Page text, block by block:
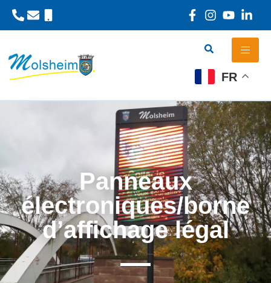
FR
Panneaux
électroniques/borne
d’affichage légal
Panneau de gestion des cookies